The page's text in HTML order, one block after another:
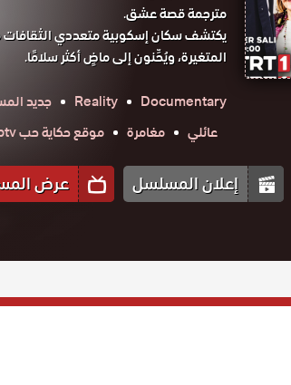
مترجمة قصة عشق.
يكتشف سكان إسكوبية متعددي الثقافات
المتغيرة، ويُحِّنون إلى ماضٍ أكثر سلامًا.
Documentary
Reality جديد
عائلي
مغامرة موقع حكاية حب 7obtv
إعلان المسلسل عرض